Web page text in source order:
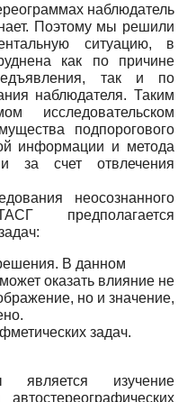
наблюдатель
Поэтому мы решили
ситуацию, в
как по причине
так и по
наблюдателя. Таким
исследовательском
подпорогового
информации и мето­да
за счет отвлечения
неосознанного
предполага­ется
В данном
оказать вли­яние не
но и значение,
задач.
изучение